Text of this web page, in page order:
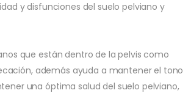
y disfunciones del suelo pelviano y
que están dentro de la pelvis como
además ayuda a mantener el tono
una óptima salud del suelo pelviano,